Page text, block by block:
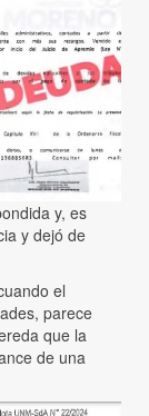
y, es
y dejó de
el
parece
que la
de una